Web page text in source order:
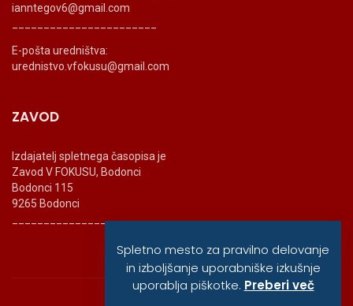
ianntegov6@gmail.com
E-pošta uredništva:
urednistvo.vfokusu@gmail.com
ZAVOD
Izdajatelj spletnega časopisa je
Zavod V FOKUSU, Bodonci
Bodonci 115
9265 Bodonci
_______________________
Spletno mesto za pravilno delovanje
in izboljšanje uporabniške izkušnje
uporablja piškotke. Preberi več